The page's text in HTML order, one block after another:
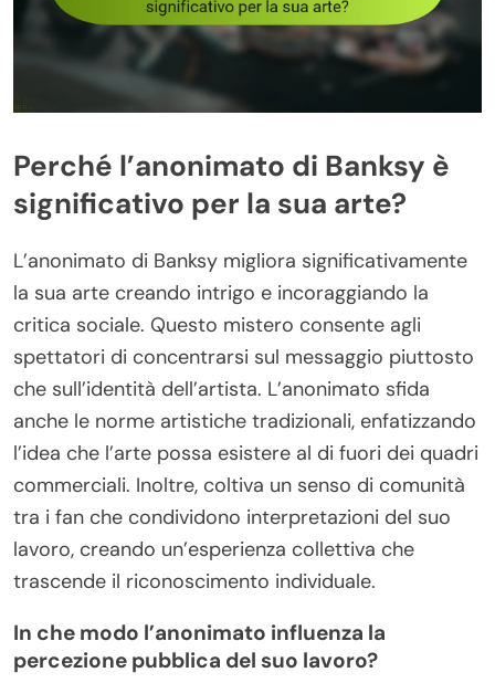
Perché l’anonimato di Banksy è
significativo per la sua arte?
L’anonimato di Banksy migliora significativamente
la sua arte creando intrigo e incoraggiando la
critica sociale. Questo mistero consente agli
spettatori di concentrarsi sul messaggio piuttosto
che sull’identità dell’artista. L’anonimato sfida
anche le norme artistiche tradizionali, enfatizzando
l’idea che l’arte possa esistere al di fuori dei quadri
commerciali. Inoltre, coltiva un senso di comunità
tra i fan che condividono interpretazioni del suo
lavoro, creando un’esperienza collettiva che
trascende il riconoscimento individuale.
In che modo l’anonimato influenza la
percezione pubblica del suo lavoro?